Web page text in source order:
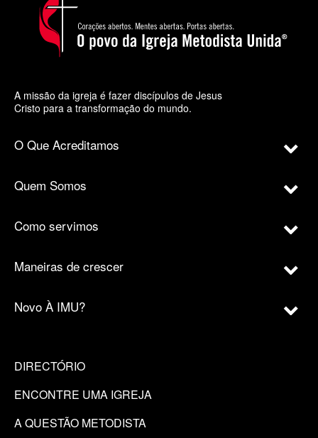
A missão da igreja é fazer discípulos de Jesus
Cristo para a transformação do mundo.
O Que Acreditamos
Quem Somos
Como servimos
Maneiras de crescer
Novo À IMU?
DIRECTÓRIO
ENCONTRE UMA IGREJA
A QUESTÃO METODISTA